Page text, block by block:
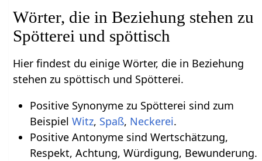
Wörter, die in Beziehung stehen zu
Spötterei und spöttisch
Hier findest du einige Wörter, die in Beziehung
stehen zu spöttisch und Spötterei.
Positive Synonyme zu Spötterei sind zum
Beispiel Witz, Spaß, Neckerei.
Positive Antonyme sind Wertschätzung,
Respekt, Achtung, Würdigung, Bewunderung.